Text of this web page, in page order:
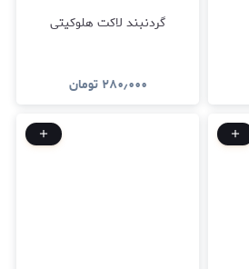
گردنبند لاکت هلوکیتی
۲۸۰٫۰۰۰ تومان